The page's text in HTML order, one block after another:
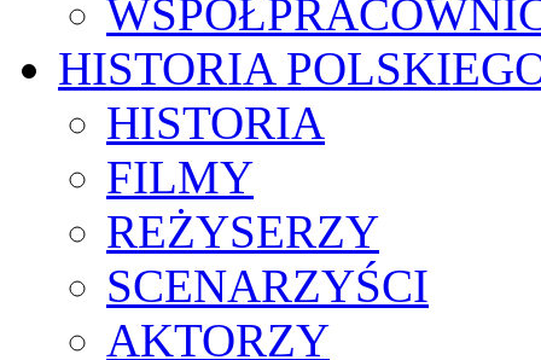
HISTORIA
HISTORIA
FILMY
REŻYSERZY
SCENARZYŚCI
AKTORZY